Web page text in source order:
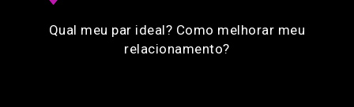
Qual meu par ideal? Como melhorar meu
relacionamento?